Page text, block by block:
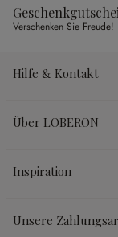
Verschenken Sie Freude!
Hilfe & Kontakt
Über LOBERON
Inspiration
Unsere